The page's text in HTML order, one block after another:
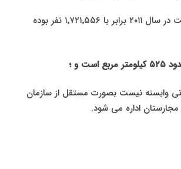
جمعیت بوداپست در سال ۲۰۱۱ برابر با ۱٬۷۲۱٬۵۵۶ نفر بوده
و ؛
وابسته نیست بصورت مستقل از سازمان
مجارستان اداره می شود.